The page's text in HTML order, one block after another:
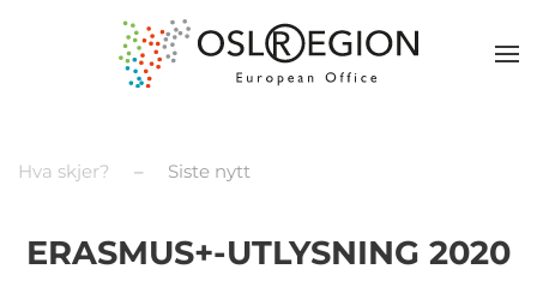
Hva skjer? Siste nytt
ERASMUS+-UTLYSNING 2020